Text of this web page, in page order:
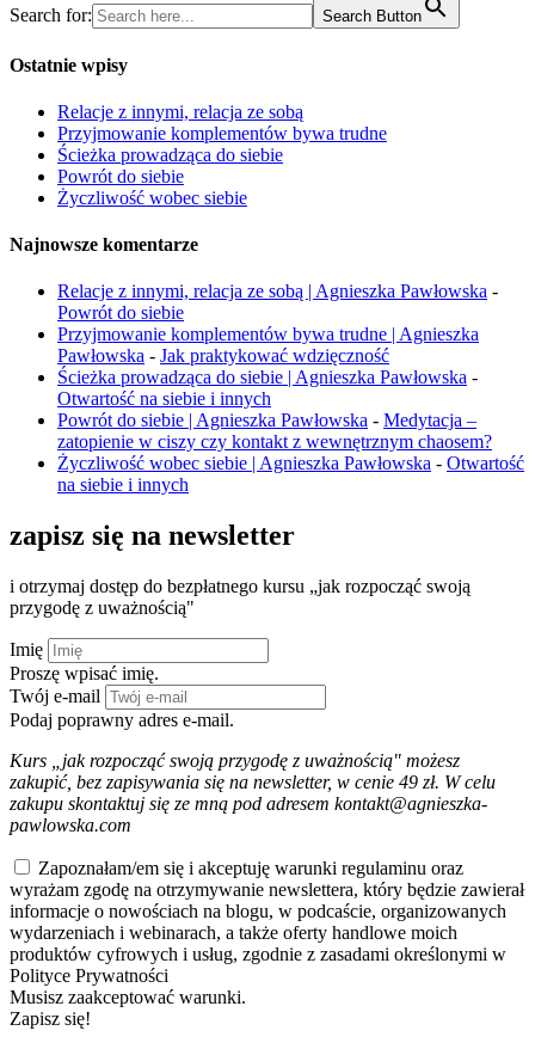
Search for: Search Button
Ostatnie wpisy
Relacje z innymi, relacja ze sobą
Przyjmowanie komplementów bywa trudne
Ścieżka prowadząca do siebie
Powrót do siebie
Życzliwość wobec siebie
Najnowsze komentarze
Relacje z innymi, relacja ze sobą | Agnieszka Pawłowska -
Powrót do siebie
Przyjmowanie komplementów bywa trudne | Agnieszka
Pawłowska - Jak praktykować wdzięczność
Ścieżka prowadząca do siebie | Agnieszka Pawłowska -
Otwartość na siebie i innych
Powrót do siebie | Agnieszka Pawłowska - Medytacja –
zatopienie w ciszy czy kontakt z wewnętrznym chaosem?
Życzliwość wobec siebie | Agnieszka Pawłowska - Otwartość
na siebie i innych
zapisz się na newsletter
i otrzymaj dostęp do bezpłatnego kursu „jak rozpocząć swoją
przygodę z uważnością"
Imię
Proszę wpisać imię.
Twój e-mail
Podaj poprawny adres e-mail.
Kurs „jak rozpocząć swoją przygodę z uważnością" możesz
zakupić, bez zapisywania się na newsletter, w cenie 49 zł. W celu
zakupu skontaktuj się ze mną pod adresem kontakt@agnieszka-
pawlowska.com
Zapoznałam/em się i akceptuję warunki regulaminu oraz
wyrażam zgodę na otrzymywanie newslettera, który będzie zawierał
informacje o nowościach na blogu, w podcaście, organizowanych
wydarzeniach i webinarach, a także oferty handlowe moich
produktów cyfrowych i usług, zgodnie z zasadami określonymi w
Polityce Prywatności
Musisz zaakceptować warunki.
Zapisz się!